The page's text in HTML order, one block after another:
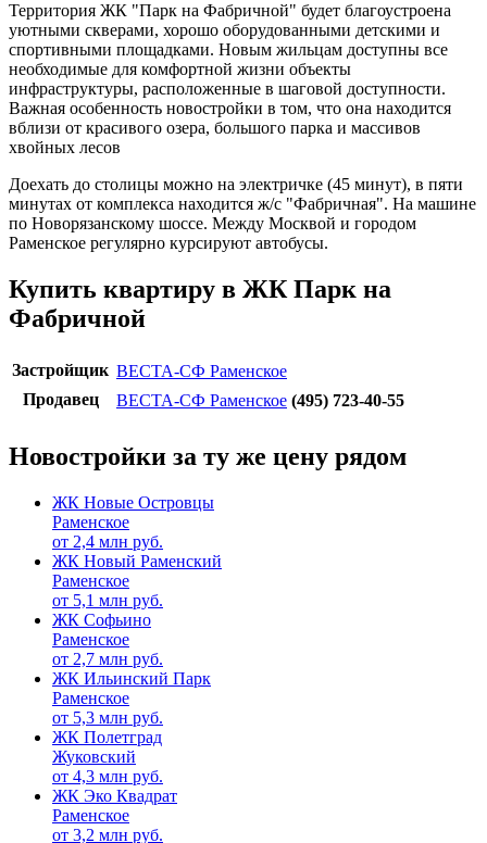
Территория ЖК "Парк на Фабричной" будет благоустроена
уютными скверами, хорошо оборудованными детскими и
спортивными площадками. Новым жильцам доступны все
необходимые для комфортной жизни объекты
инфраструктуры, расположенные в шаговой доступности.
Важная особенность новостройки в том, что она находится
вблизи от красивого озера, большого парка и массивов
хвойных лесов
Доехать до столицы можно на электричке (45 минут), в пяти
минутах от комплекса находится ж/с "Фабричная". На машине
по Новорязанскому шоссе. Между Москвой и городом
Раменское регулярно курсируют автобусы.
Купить квартиру в ЖК Парк на
Фабричной
Застройщик ВЕСТА-СФ Раменское
Продавец
ВЕСТА-СФ Раменское (495) 723-40-55
Новостройки за ту же цену рядом
ЖК Новые Островцы
Раменское
от 2,4 млн руб.
ЖК Новый Раменский
Раменское
от 5,1 млн руб.
ЖК Софьино
Раменское
от 2,7 млн руб.
ЖК Ильинский Парк
Раменское
от 5,3 млн руб.
ЖК Полетград
Жуковский
от 4,3 млн руб.
ЖК Эко Квадрат
Раменское
от 3,2 млн руб.